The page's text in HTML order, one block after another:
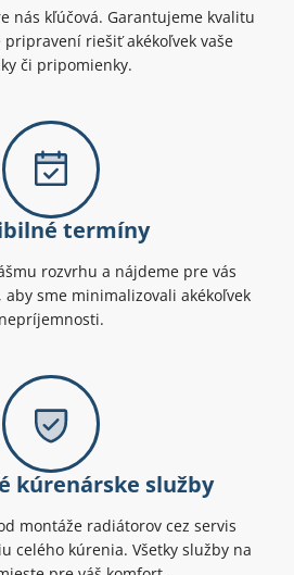
nás kľúčová. Garantujeme kvalitu
pripravení riešiť akékoľvek vaše
či pripomienky.
termíny
rozvrhu a nájdeme pre vás
sme minimalizovali akékoľvek
nepríjemnosti.
kúrenárske služby
montáže radiátorov cez servis
celého kúrenia. Všetky služby na